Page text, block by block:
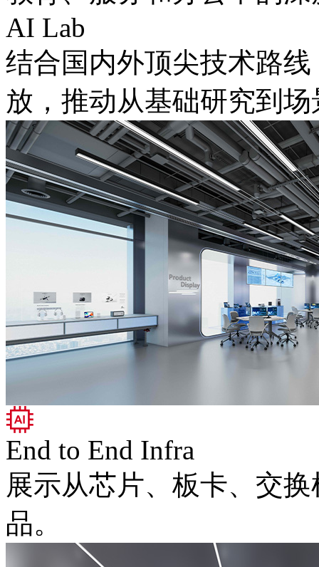
AI Lab
结合国内外顶尖技术路线
放，推动从基础研究到
End to End Infra
展示从芯片、板卡
品。